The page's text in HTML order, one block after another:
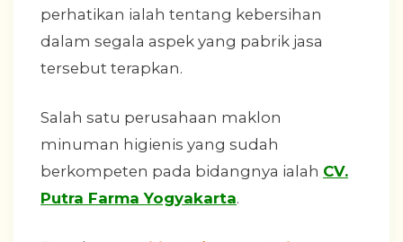
perhatikan ialah tentang kebersihan
dalam segala aspek yang pabrik jasa
tersebut terapkan.
Salah satu perusahaan maklon
minuman higienis yang sudah
berkompeten pada bidangnya ialah CV.
Putra Farma Yogyakarta.